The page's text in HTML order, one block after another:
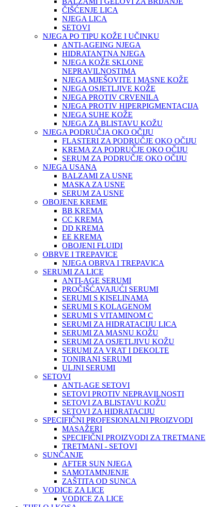
ČIŠĆENJE LICA
NJEGA LICA
SETOVI
NJEGA PO TIPU KOŽE I UČINKU
ANTI-AGEING NJEGA
HIDRATANTNA NJEGA
NJEGA KOŽE SKLONE
NEPRAVILNOSTIMA
NJEGA MJEŠOVITE I MASNE KOŽE
NJEGA OSJETLJIVE KOŽE
NJEGA PROTIV CRVENILA
NJEGA PROTIV HIPERPIGMENTACIJA
NJEGA SUHE KOŽE
NJEGA ZA BLISTAVU KOŽU
NJEGA PODRUČJA OKO OČIJU
FLASTERI ZA PODRUČJE OKO OČIJU
KREMA ZA PODRUČJE OKO OČIJU
SERUM ZA PODRUČJE OKO OČIJU
NJEGA USANA
BALZAMI ZA USNE
MASKA ZA USNE
SERUM ZA USNE
OBOJENE KREME
BB KREMA
CC KREMA
DD KREMA
EE KREMA
OBOJENI FLUIDI
OBRVE I TREPAVICE
NJEGA OBRVA I TREPAVICA
SERUMI ZA LICE
ANTI-AGE SERUMI
PROČIŠĆAVAJUĆI SERUMI
SERUMI S KISELINAMA
SERUMI S KOLAGENOM
SERUMI S VITAMINOM C
SERUMI ZA HIDRATACIJU LICA
SERUMI ZA MASNU KOŽU
SERUMI ZA OSJETLJIVU KOŽU
SERUMI ZA VRAT I DEKOLTE
TONIRANI SERUMI
ULJNI SERUMI
SETOVI
ANTI-AGE SETOVI
SETOVI PROTIV NEPRAVILNOSTI
SETOVI ZA BLISTAVU KOŽU
SETOVI ZA HIDRATACIJU
SPECIFIČNI PROFESIONALNI PROIZVODI
MASAŽERI
SPECIFIČNI PROIZVODI ZA TRETMANE
TRETMANI - SETOVI
SUNČANJE
AFTER SUN NJEGA
SAMOTAMNJENJE
ZAŠTITA OD SUNCA
VODICE ZA LICE
VODICE ZA LICE